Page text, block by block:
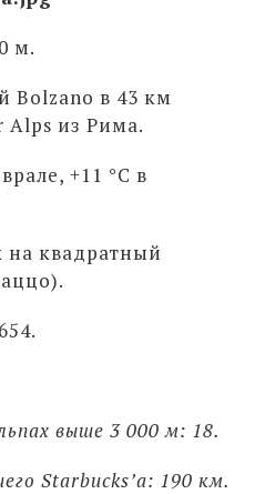
м.
Bolzano в 43 км
Alps из Рима.
+11 °С в
на квадратный
выше 3 000 м: 18.
Starbucks’а: 190 км.